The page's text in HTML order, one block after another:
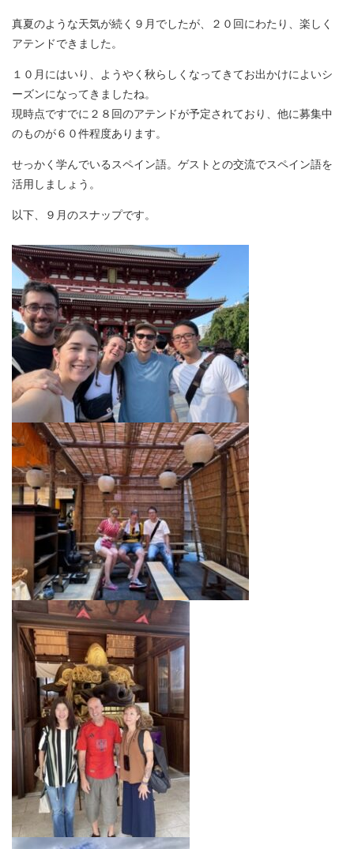
真夏のような天気が続く９月でしたが、２０回にわたり、楽しく
アテンドできました。
１０月にはいり、ようやく秋らしくなってきてお出かけによいシ
ーズンになってきましたね。
現時点ですでに２８回のアテンドが予定されており、他に募集中
のものが６０件程度あります。
せっかく学んでいるスペイン語。ゲストとの交流でスペイン語を
活用しましょう。
以下、９月のスナップです。